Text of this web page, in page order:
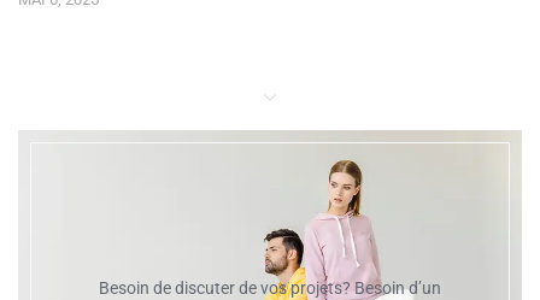
Besoin de discuter de vos projets? Besoin d’un